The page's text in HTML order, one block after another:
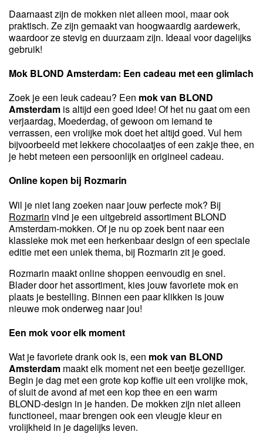
Daarnaast zijn de mokken niet alleen mooi, maar ook
praktisch. Ze zijn gemaakt van hoogwaardig aardewerk,
waardoor ze stevig en duurzaam zijn. Ideaal voor dagelijks
gebruik!
Mok BLOND Amsterdam: Een cadeau met een glimlach
Zoek je een leuk cadeau? Een mok van BLOND
Amsterdam is altijd een goed idee! Of het nu gaat om een
verjaardag, Moederdag, of gewoon om iemand te
verrassen, een vrolijke mok doet het altijd goed. Vul hem
bijvoorbeeld met lekkere chocolaatjes of een zakje thee, en
je hebt meteen een persoonlijk en origineel cadeau.
Online kopen bij Rozmarin
Wil je niet lang zoeken naar jouw perfecte mok? Bij
Rozmarin vind je een uitgebreid assortiment BLOND
Amsterdam-mokken. Of je nu op zoek bent naar een
klassieke mok met een herkenbaar design of een speciale
editie met een uniek thema, bij Rozmarin zit je goed.
Rozmarin maakt online shoppen eenvoudig en snel.
Blader door het assortiment, kies jouw favoriete mok en
plaats je bestelling. Binnen een paar klikken is jouw
nieuwe mok onderweg naar jou!
Een mok voor elk moment
Wat je favoriete drank ook is, een mok van BLOND
Amsterdam maakt elk moment net een beetje gezelliger.
Begin je dag met een grote kop koffie uit een vrolijke mok,
of sluit de avond af met een kop thee en een warm
BLOND-design in je handen. De mokken zijn niet alleen
functioneel, maar brengen ook een vleugje kleur en
vrolijkheid in je dagelijks leven.